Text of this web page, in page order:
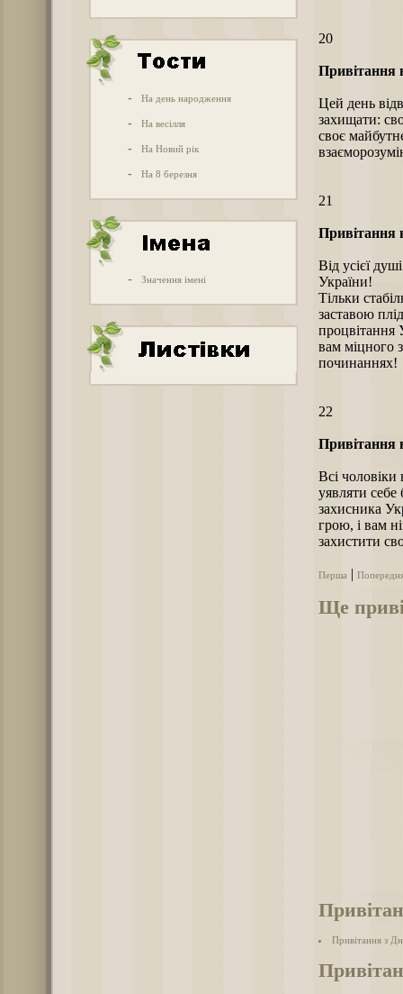
- На день народження
- На весілля
- На Новий рік
- На 8 березня
- Значення імені
20
Привітання
Цей день
захищати:
своє
21
Привітання
Від усієї
України!
Тільки
заставою
процвітання
вам міцного
починаннях!
22
Привітання
Всі чоловіки
уявляти
захисника
грою, і вам
захистити
Перша
Ще
Привітання з